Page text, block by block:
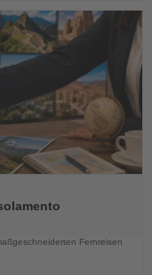
Fernreisen